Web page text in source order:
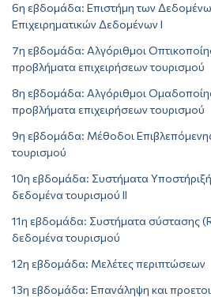
6η εβδομάδα: Επιστήμη των
Επιχειρηματικών Δεδομένων Ι
7η εβδομάδα: Αλγόριθμοι
προβλήματα επιχειρήσεων τουρισμού
8η εβδομάδα: Αλγόριθμοι
προβλήματα επιχειρήσεων τουρισμού
9η εβδομάδα: Μέθοδοι
τουρισμού
10η εβδομάδα: Συστήματα
δεδομένα τουρισμού ΙΙ
11η εβδομάδα: Συστήματα σύστασης
δεδομένα τουρισμού
12η εβδομάδα: Μελέτες περιπτώσεων
13η εβδομάδα: Επανάληψη και